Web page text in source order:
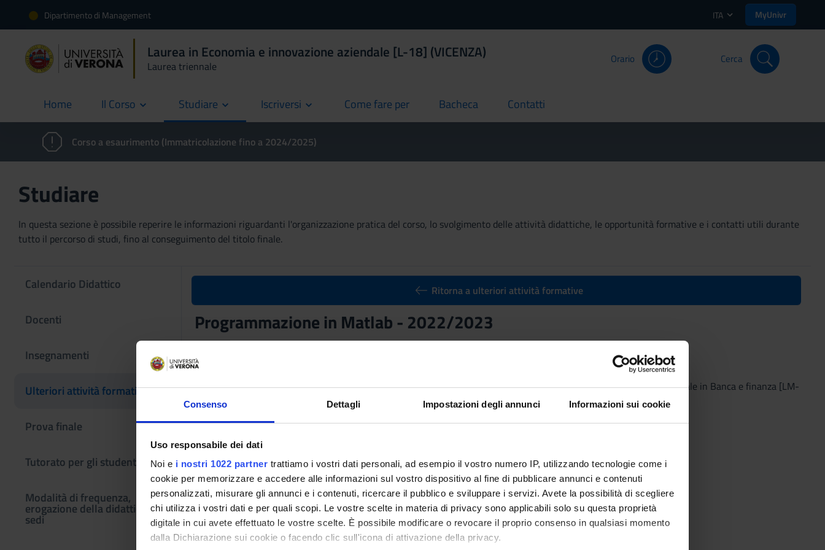
Consenso Dettagli Impostazioni degli annunci Informazioni sui cookie
Uso responsabile dei dati
Noi e i nostri 1022 partner trattiamo i vostri dati personali, ad esempio il vostro numero IP, utilizzando tecnologie come i
cookie per memorizzare e accedere alle informazioni sul vostro dispositivo al fine di pubblicare annunci e contenuti
personalizzati, misurare gli annunci e i contenuti, ricercare il pubblico e sviluppare i servizi. Avete la possibilità di scegliere
chi utilizza i vostri dati e per quali scopi. Le vostre scelte in materia di privacy sono applicabili solo su questa proprietà
digitale in cui avete effettuato le vostre scelte. È possibile modificare o revocare il proprio consenso in qualsiasi momento
dalla Dichiarazione sui cookie o facendo clic sull'icona di attivazione della privacy.
Dipartimento di Management ITA MyUnivr
Laurea in Economia e innovazione aziendale [L-18] (VICENZA)
Laurea triennale
Orario Cerca
Home
current Il Corso Studiare Iscriversi Come fare per
current Bacheca
current Contatti
current
Corso a esaurimento (Immatricolazione fino a 2024/2025)
Studiare
In questa sezione è possibile reperire le informazioni riguardanti l'organizzazione pratica del corso, lo svolgimento delle attività didattiche, le opportunità formative e i contatti utili durante
tutto il percorso di studi, fino al conseguimento del titolo finale.
Calendario Didattico
Docenti
Insegnamenti
Ulteriori attività formative
Prova finale
Tutorato per gli studenti
Modalità di frequenza,
erogazione della didattica e
sedi
Ritorna a ulteriori attività formative
Programmazione in Matlab - 2022/2023
4S011381
L'insegnamento è mutuato dall'insegnamentoProgrammazione in Matlab - 2022/2023(2022/2023) - Laurea magistrale in Banca e finanza [LM-
16]